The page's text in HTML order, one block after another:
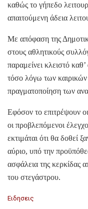
καθώς το γήπεδο
απαιτούμενη άδεια
Με απόφαση της
στους αθλητικούς
παραμείνει κλειστό
τόσο λόγω των
πραγματοποίηση των
Εφόσον το επιτρέψουν
οι προβλεπόμενοι
εκτιμάται ότι θα δοθεί
αύριο, υπό την
ασφάλεια της κερκίδας
του στεγάστρου.
C
Ειδησεις